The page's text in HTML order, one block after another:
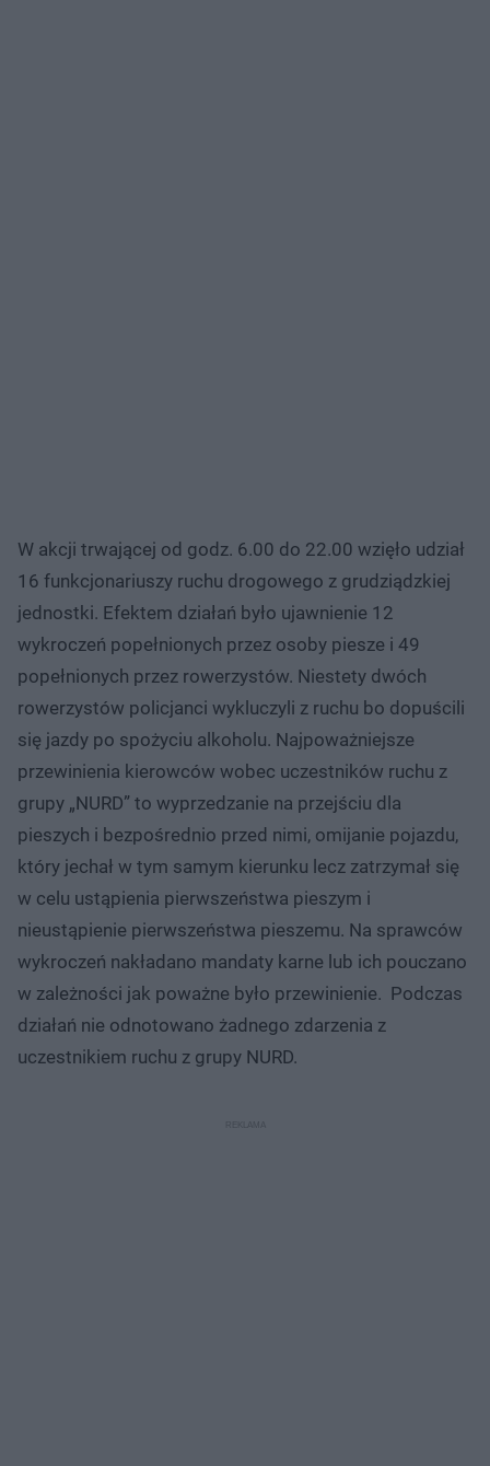
W akcji trwającej od godz. 6.00 do 22.00 wzięło udział
16 funkcjonariuszy ruchu drogowego z grudziądzkiej
jednostki. Efektem działań było ujawnienie 12
wykroczeń popełnionych przez osoby piesze i 49
popełnionych przez rowerzystów. Niestety dwóch
rowerzystów policjanci wykluczyli z ruchu bo dopuścili
się jazdy po spożyciu alkoholu. Najpoważniejsze
przewinienia kierowców wobec uczestników ruchu z
grupy „NURD” to wyprzedzanie na przejściu dla
pieszych i bezpośrednio przed nimi, omijanie pojazdu,
który jechał w tym samym kierunku lecz zatrzymał się
w celu ustąpienia pierwszeństwa pieszym i
nieustąpienie pierwszeństwa pieszemu. Na sprawców
wykroczeń nakładano mandaty karne lub ich pouczano
w zależności jak poważne było przewinienie. Podczas
działań nie odnotowano żadnego zdarzenia z
uczestnikiem ruchu z grupy NURD.